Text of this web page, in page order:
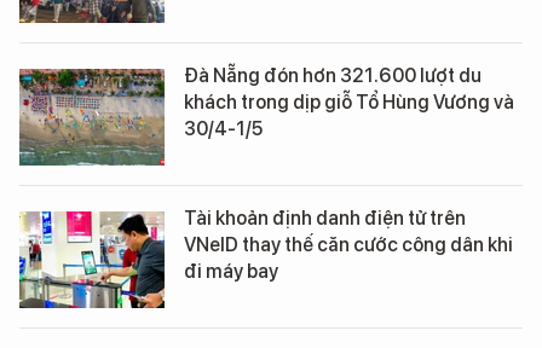
Đà Nẵng đón hơn 321.600 lượt du
khách trong dịp giỗ Tổ Hùng Vương và
30/4-1/5
Tài khoản định danh điện tử trên
VNeID thay thế căn cước công dân khi
đi máy bay